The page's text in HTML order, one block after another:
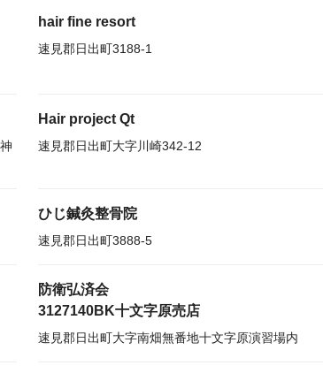
hair fine resort
速見郡日出町3188-1
Hair project Qt
速見郡日出町大字川崎342-12
ひじ鍼灸整骨院
速見郡日出町3888-5
防衛弘済会
3127140BK十文字原売店
速見郡日出町大字南畑無番地十文字原演習場内